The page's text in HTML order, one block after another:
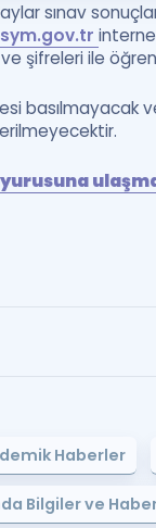
Takvimi
sınav
ve şifreleri ile
basılmayacak
Haberler
Bilgiler ve